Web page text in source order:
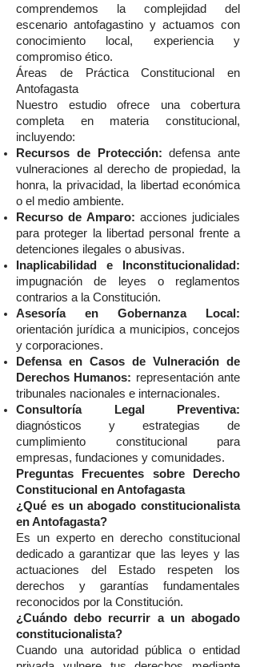
comprendemos la complejidad del
escenario antofagastino y actuamos con
conocimiento local, experiencia y
compromiso ético.
Áreas de Práctica Constitucional en
Antofagasta
Nuestro estudio ofrece una cobertura
completa en materia constitucional,
incluyendo:
Recursos de Protección: defensa ante
vulneraciones al derecho de propiedad, la
honra, la privacidad, la libertad económica
o el medio ambiente.
Recurso de Amparo: acciones judiciales
para proteger la libertad personal frente a
detenciones ilegales o abusivas.
Inaplicabilidad e Inconstitucionalidad:
impugnación de leyes o reglamentos
contrarios a la Constitución.
Asesoría en Gobernanza Local:
orientación jurídica a municipios, concejos
y corporaciones.
Defensa en Casos de Vulneración de
Derechos Humanos: representación ante
tribunales nacionales e internacionales.
Consultoría Legal Preventiva:
diagnósticos y estrategias de
cumplimiento constitucional para
empresas, fundaciones y comunidades.
Preguntas Frecuentes sobre Derecho
Constitucional en Antofagasta
¿Qué es un abogado constitucionalista
en Antofagasta?
Es un experto en derecho constitucional
dedicado a garantizar que las leyes y las
actuaciones del Estado respeten los
derechos y garantías fundamentales
reconocidos por la Constitución.
¿Cuándo debo recurrir a un abogado
constitucionalista?
Cuando una autoridad pública o entidad